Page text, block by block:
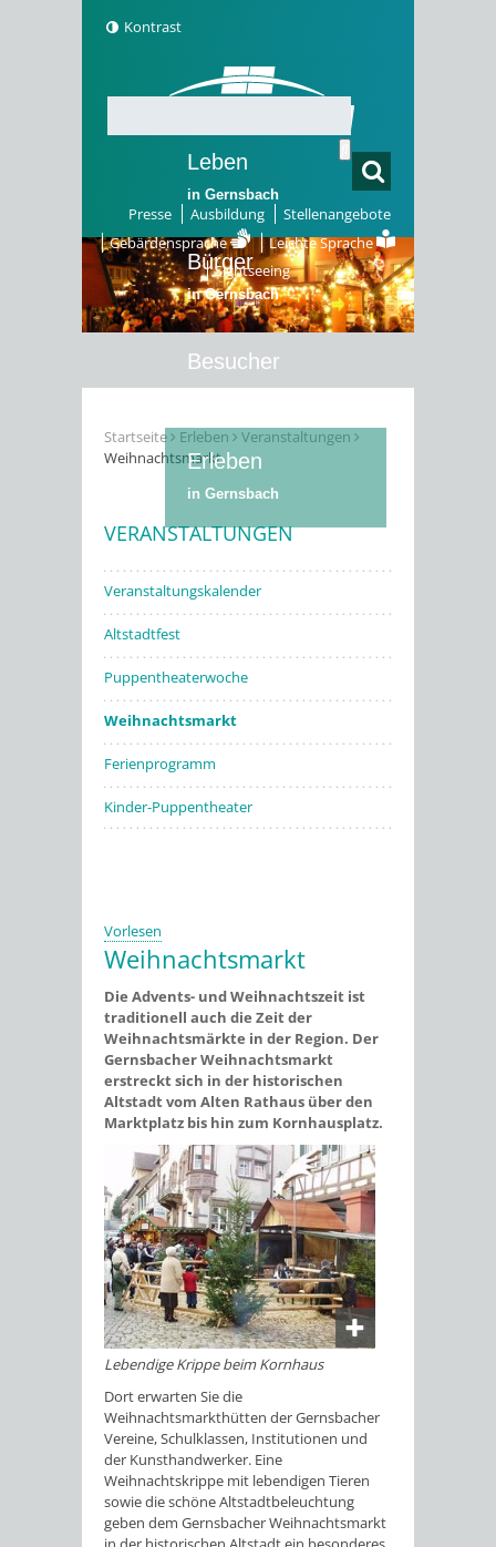
Kontrast
Presse Ausbildung
Stellenangebote
Gebärdensprache
Leichte Sprache
Sightseeing
Leben
in Gernsbach
Bürger
in Gernsbach
Besucher
Erleben
in Gernsbach
Startseite Erleben
Veranstaltungen
Weihnachtsmarkt
VERANSTALTUNGEN
Veranstaltungskalender
Altstadtfest
Puppentheaterwoche
Weihnachtsmarkt
Ferienprogramm
Kinder-Puppentheater
Vorlesen
Weihnachtsmarkt
Die Advents- und Weihnachtszeit ist
traditionell auch die Zeit der
Weihnachtsmärkte in der Region. Der
Gernsbacher Weihnachtsmarkt
erstreckt sich in der historischen
Altstadt vom Alten Rathaus über den
Marktplatz bis hin zum Kornhausplatz.
Lebendige Krippe beim Kornhaus
Dort erwarten Sie die
Weihnachtsmarkthütten der Gernsbacher
Vereine, Schulklassen, Institutionen und
der Kunsthandwerker. Eine
Weihnachtskrippe mit lebendigen Tieren
sowie die schöne Altstadtbeleuchtung
geben dem Gernsbacher Weihnachtsmarkt